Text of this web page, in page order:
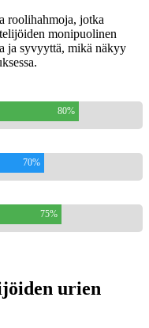
roolihahmoja, jotka
monipuolinen
ja syvyyttä, mikä näkyy
80%
70%
75%
urien